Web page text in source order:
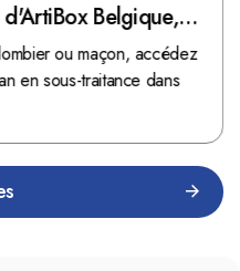
Belgique,
ou maçon, accédez
en sous-traitance dans